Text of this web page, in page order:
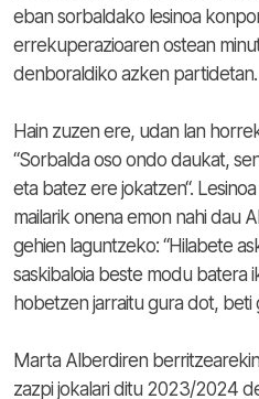
eban sorbaldako lesinoa
errekuperazioaren ostean
denboraldiko azken partidetan.
Hain zuzen ere, udan lan
“Sorbalda oso ondo daukat,
eta batez ere jokatzen“.
mailarik onena emon nahi dau
gehien laguntzeko: “Hilabete
saskibaloia beste modu batera
hobetzen jarraitu gura dot, beti
Marta Alberdiren
zazpi jokalari ditu 2023/2024